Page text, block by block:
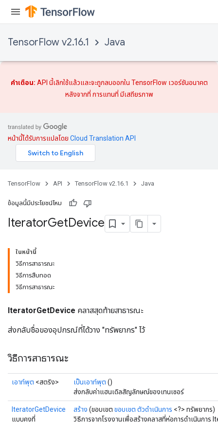
TensorFlow v2.16.1 Java
คำเตือน: API นี้เลิกใช้แล้วและจะถูกลบออกใน TensorFlow เวอร์ชันอนาคต
หลังจากที่ การแทนที่ มีเสถียรภาพ
หน้านี้ได้รับการแปลโดย Cloud Translation API
TensorFlow API TensorFlow v2.16.1 Java
ข้อมูลนี้มีประโยชน์ไหม
IteratorGetDevice
ในหน้านี้
วิธีการสาธารณะ
วิธีการสืบทอด
วิธีการสาธารณะ
IteratorGetDevice คลาสสุดท้ายสาธารณะ
ส่งกลับชื่อของอุปกรณ์ที่ได้วาง "ทรัพยากร" ไว้
วิธีการสาธารณะ
เอาท์พุต <สตริง> เป็นเอาท์พุต ()
ส่งกลับค่าแฮนเดิลสัญลักษณ์ของเทนเซอร์
IteratorGetDevice
แบบคงที่
สร้าง (ขอบเขต ขอบเขต ตัวดำเนินการ <?> ทรัพยากร)
วิธีการจากโรงงานเพื่อสร้างคลาสที่ห่อการดำเนินการ